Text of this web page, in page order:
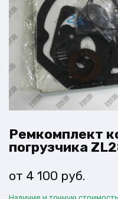
Ремкомплект
погрузчика
4 100 руб.